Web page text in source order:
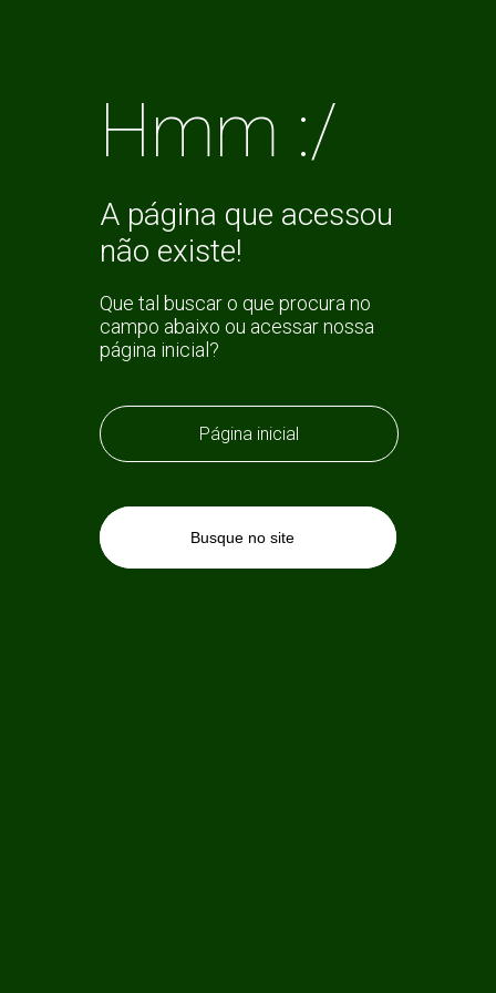
Hmm :/
A página que acessou
não existe!
Que tal buscar o que procura no
campo abaixo ou acessar nossa
página inicial?
Página inicial